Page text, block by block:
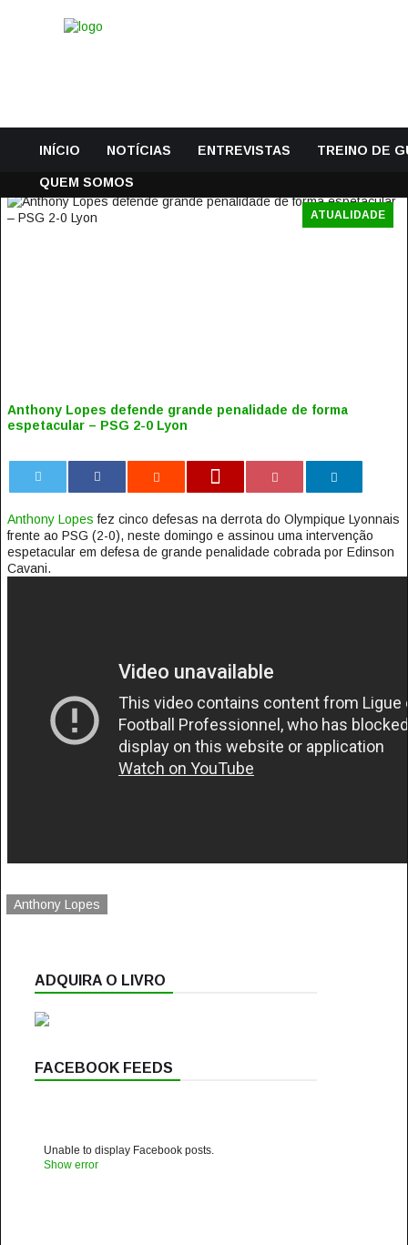
INÍCIO NOTÍCIAS ENTREVISTAS TREINO DE
QUEM SOMOS
ATUALIDADE
Anthony Lopes defende grande penalidade de forma
espetacular – PSG 2-0 Lyon
Anthony Lopes fez cinco defesas na derrota do Olympique Lyonnais
frente ao PSG (2-0), neste domingo e assinou uma intervenção
espetacular em defesa de grande penalidade cobrada por Edinson
Cavani.
Anthony Lopes
ADQUIRA O LIVRO
FACEBOOK FEEDS
Unable to display Facebook posts.
Show error